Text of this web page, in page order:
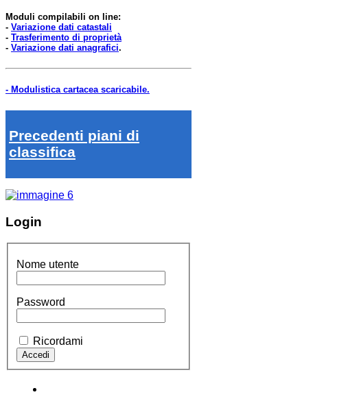
Moduli compilabili on line:
- Variazione dati catastali
- Trasferimento di proprietà
- Variazione dati anagrafici.
- Modulistica cartacea scaricabile.
Precedenti piani di
classifica
Login
Nome utente
Password
Ricordami